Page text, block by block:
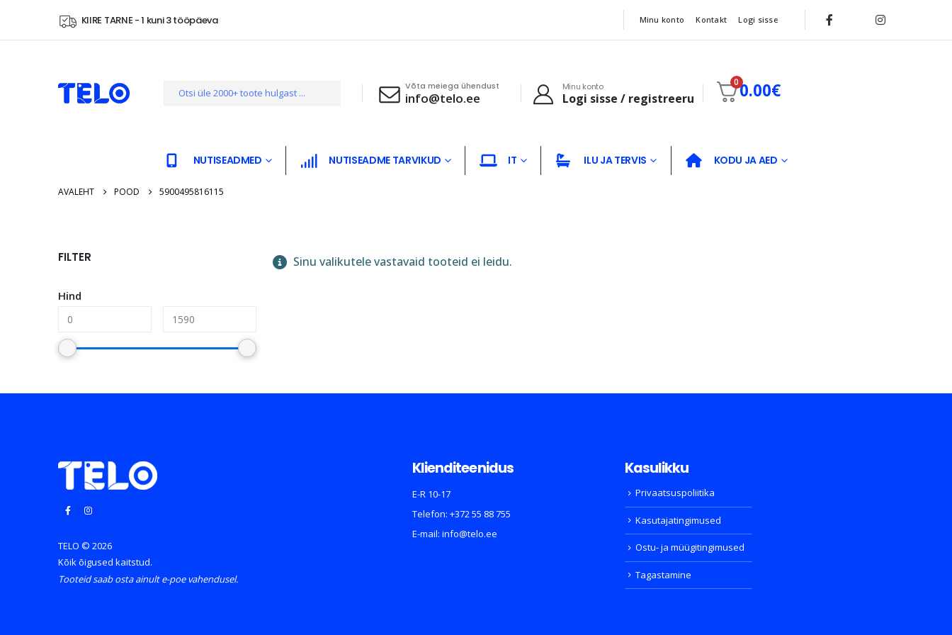
KIIRE TARNE - 1 kuni 3 tööpäeva Minu konto Kontakt Logi sisse
Võta meiega ühendust
info@telo.ee
Minu konto
Logi sisse / registreeru
00.00€
NUTISEADMED NUTISEADME TARVIKUD IT ILU JA TERVIS KODU JA AED
AVALEHT POOD 5900495816115
Sinu valikutele vastavaid tooteid ei leidu.
FILTER
Hind
TELO © 2026
Kõik õigused kaitstud.
Tooteid saab osta ainult e-poe vahendusel.
Klienditeenidus
E-R 10-17
Telefon: +372 55 88 755
E-mail: info@telo.ee
Kasulikku
Privaatsuspoliitika
Kasutajatingimused
Ostu- ja müügitingimused
Tagastamine